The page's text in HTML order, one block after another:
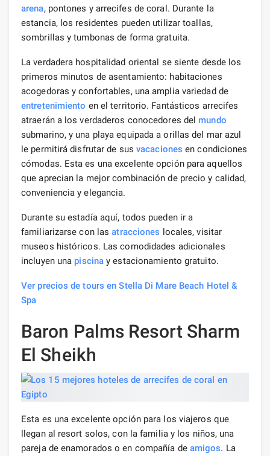
arena, pontones y arrecifes de coral. Durante la
estancia, los residentes pueden utilizar toallas,
sombrillas y tumbonas de forma gratuita.
La verdadera hospitalidad oriental se siente desde los
primeros minutos de asentamiento: habitaciones
acogedoras y confortables, una amplia variedad de
entretenimiento en el territorio. Fantásticos arrecifes
atraerán a los verdaderos conocedores del mundo
submarino, y una playa equipada a orillas del mar azul
le permitirá disfrutar de susvacaciones en condiciones
cómodas. Esta es una excelente opción para aquellos
que aprecian la mejor combinación de precio y calidad,
conveniencia y elegancia.
Durante su estadía aquí, todos pueden ir a
familiarizarse con lasatracciones locales, visitar
museos históricos. Las comodidades adicionales
incluyen una piscina y estacionamiento gratuito.
Ver precios de tours en Stella Di Mare Beach Hotel &
Spa
Baron Palms Resort Sharm
El Sheikh
Esta es una excelente opción para los viajeros que
llegan al resort solos, con la familia y los niños, una
pareja de enamorados o en compañía de amigos. La